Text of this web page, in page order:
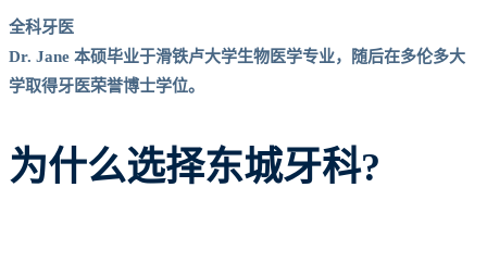
全科牙医
Dr. Jane 本硕毕业于滑铁卢大学生物医学专业，随后在多伦多大
学取得牙医荣誉博士学位。
为什么选择东城牙科?